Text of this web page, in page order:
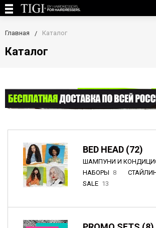
Главная Каталог
Каталог
BED HEAD (72)
ШАМПУНИ И
НАБОРЫ 8
SALE 13